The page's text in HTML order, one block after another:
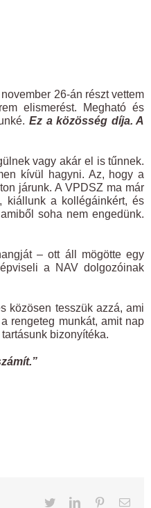
26-án részt vettem
elismerést. Megható és
Ez a közösség díja. A
vagy akár el is tűnnek.
kívül hagyni. Az, hogy a
járunk. A VPDSZ ma már
kiállunk a kollégáinkért, és
soha nem engedünk.
– ott áll mögötte egy
a NAV dolgozóinak
közösen tesszük azzá, ami
rengeteg munkát, amit nap
bizonyítéka.
TwitterLinkedInPinterestEmail